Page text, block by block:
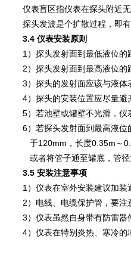
仪表盲区指仪表在探头附近
探头发波是个扩散过程，即
3.4 仪表安装原则
1）探头发射面到最低液位的
2）探头发射面到最高液位的
3）探头的发射面应该与液体
4）探头的安装位置应尽量避
5）若池壁或罐壁不光滑，仪
6）若探头发射面到最高液
于120mm，长度0.35m～
或者将管子通至罐底，管径
3.5 安装注意事项
1）仪表在室外安装建议加装
2）电线、电缆保护管，要注
3）仪表虽然自身带有防雷器
4）仪表在特别炎热、寒冷的